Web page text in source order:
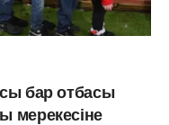
бар отбасы
мерекесіне